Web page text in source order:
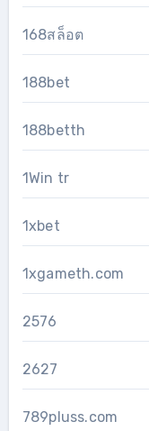
168สล็อต
188bet
188betth
1Win tr
1xbet
1xgameth.com
2576
2627
789pluss.com